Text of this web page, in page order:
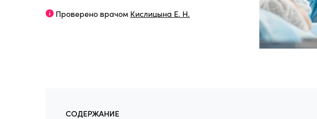
Проверено врачом Кислицына Е. Н.
СОДЕРЖАНИЕ